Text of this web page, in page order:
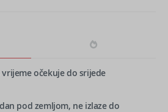
vrijeme očekuje do srijede
pod zemljom, ne izlaze do